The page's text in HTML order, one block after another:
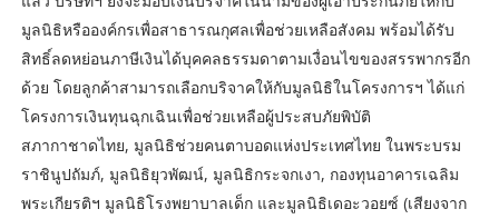
มูลนิธิหรือองค์กรเพื่อสาธารณกุศลเพื่อช่วยเหลือสังคม พร้อมได้รับ
สิทธิ์ลดหย่อนภาษีเงินได้บุคคลธรรมดาตามเงื่อนไขของสรรพากรอีก
ด้วย โดยลูกค้าสามารถเลือกบริจาคให้กับมูลนิธิในโครงการฯ ได้แก่
โครงการเงินทุนฉุกเฉินเพื่อช่วยเหลือผู้ประสบภัยพิบัติ
สภากาชาดไทย, มูลนิธิช่วยคนตาบอดแห่งประเทศไทย ในพระบรม
ราชินูปถัมภ์, มูลนิธิยุวพัฒน์, มูลนิธิกระจกเงา, กองทุนอาคารเฉลิม
พระเกียรติฯ มูลนิธิโรงพยาบาลเด็ก และมูลนิธิเดอะวอยซ์ (เสียงจาก